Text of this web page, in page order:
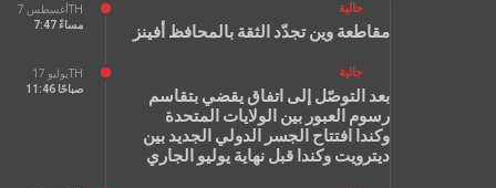
أغسطس 7TH
7:47 مساءً
جالية
مقاطعة وين تجدّد الثقة بالمحافظ أفينز
يوليو 17TH
11:46 صباحًا
جالية
بعد التوصّل إلى اتفاق يقضي بتقاسم
رسوم العبور بين الولايات المتحدة
وكندا افتتاح الجسر الدولي الجديد بين
ديترويت وكندا قبل نهاية يوليو الجاري